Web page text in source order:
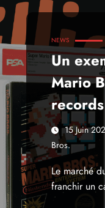
NEWS
Un
Mario
15 Juin
Bros.
Le marché
franchir un